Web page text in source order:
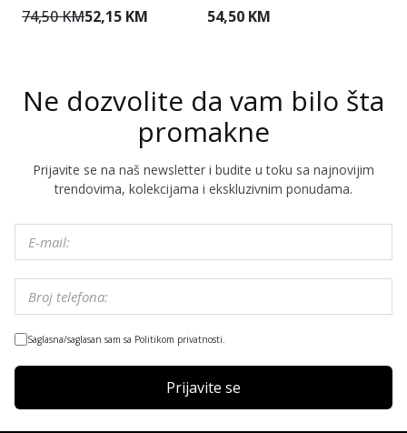
74,50 KM52,15 KM
54,50 KM
Ne dozvolite da vam bilo šta
promakne
Prijavite se na naš newsletter i budite u toku sa najnovijim
trendovima, kolekcijama i ekskluzivnim ponudama.
Saglasna/saglasan sam sa Politikom privatnosti.
Prijavite se